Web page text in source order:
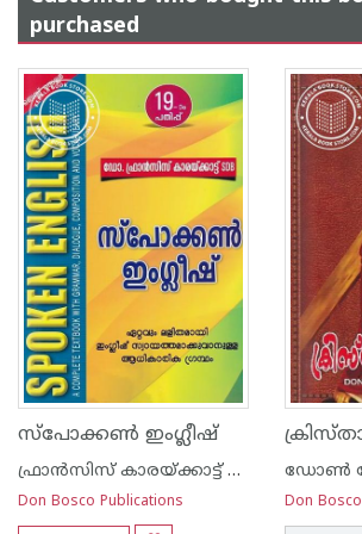
purchased
സ്പോക്കണ്‍ ഇംഗ്ലീഷ്
ഫ്രാന്‍സിസ് കാരയ്ക്കാട്ട് ഏസ് ഡി ബി
Don Bosco Publications Don